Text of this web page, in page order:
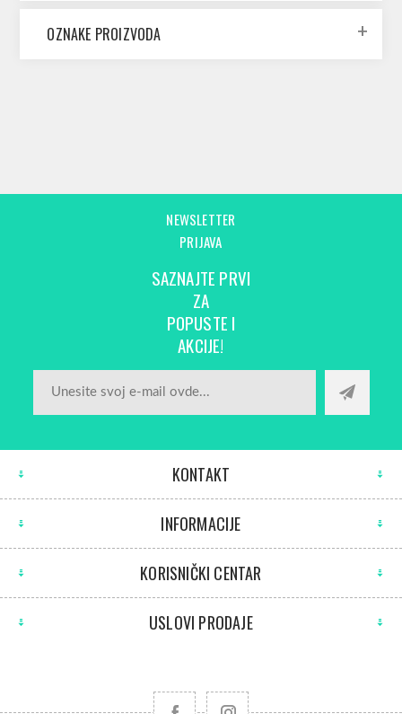
OZNAKE PROIZVODA
NEWSLETTER
PRIJAVA
SAZNAJTE PRVI
ZA
POPUSTE I
AKCIJE!
KONTAKT
INFORMACIJE
KORISNIČKI CENTAR
USLOVI PRODAJE